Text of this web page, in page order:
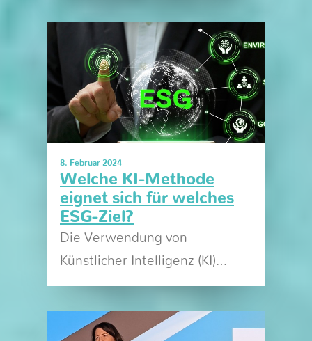
8. Februar 2024
Welche KI-Methode
eignet sich für welches
ESG-Ziel?
Die Verwendung von
Künstlicher Intelligenz (KI)…